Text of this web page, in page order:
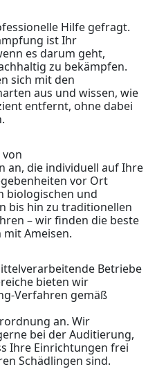
Hilfe gefragt.
ist Ihr
es darum geht,
zu bekämpfen.
sich mit den
aus und wissen, wie
entfernt, ohne dabei
an, die individuell auf Ihre
vor Ort
biologischen und
bis hin zu traditionellen
– wir finden die beste
Ameisen.
Betriebe
bieten wir
Verfahren gemäß
an. Wir
bei der Auditierung,
Ihre Einrichtungen frei
Schädlingen sind.